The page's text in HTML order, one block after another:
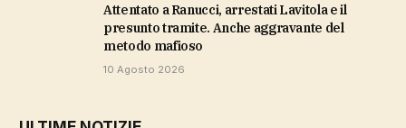
Attentato a Ranucci, arrestati Lavitola e il
presunto tramite. Anche aggravante del
metodo mafioso
10 Agosto 2026